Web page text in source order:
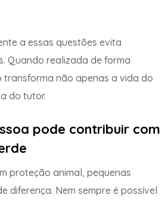
a essas questões evita
Quando realizada de forma
transforma não apenas a vida do
do tutor.
pode contribuir com
proteção animal, pequenas
diferença. Nem sempre é possível